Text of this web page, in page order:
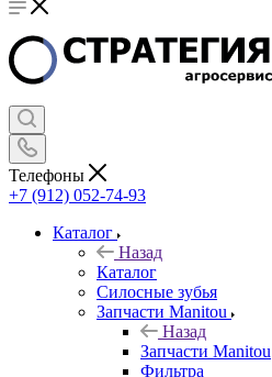
Телефоны
+7 (912) 052-74-93
Каталог
Назад
Каталог
Cилосные зубья
Запчасти Manitou
Назад
Запчасти Manitou
Фильтра